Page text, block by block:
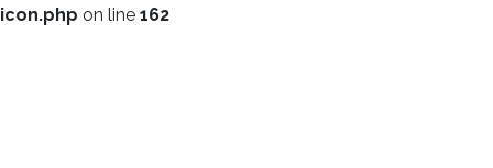
icon.php on line 162